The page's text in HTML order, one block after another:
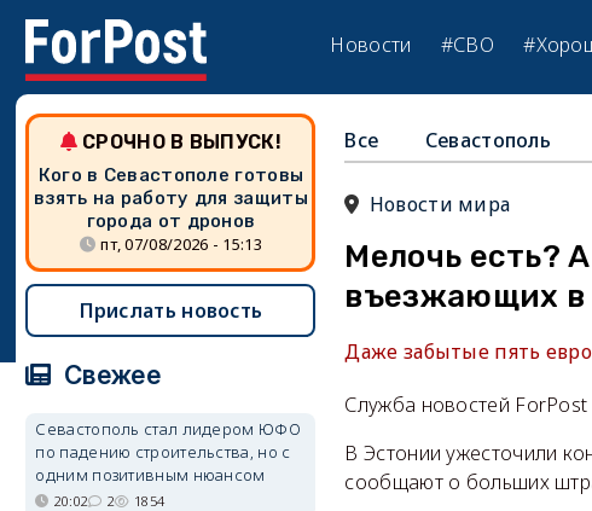
Новости #СВО
Все Севастополь
Новости мира
Мелочь есть?
въезжающих в
Даже забытые пять
Служба новостей ForPost
В Эстонии ужесточили
сообщают о больших
СРОЧНО В ВЫПУСК!
Кого в Севастополе готовы
взять на работу для защиты
города от дронов
пт, 07/08/2026 - 15:13
Прислать новость
Свежее
Севастополь стал лидером ЮФО
по падению строительства, но с
одним позитивным нюансом
20:02 2 1854